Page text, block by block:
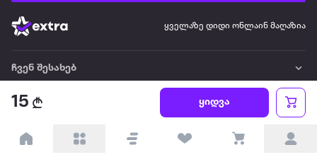
15 ყიდვა
ყველაზე დიდი ონლაინ მაღაზია
ჩვენ შესახებ
წესები და პირობები
პარტნიორებისთვის